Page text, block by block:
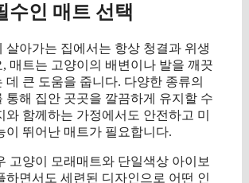
수인 매트 선택
살아가는 집에서는 항상 청결과 위생
매트는 고양이의 배변이나 발을 깨끗
데 큰 도움을 줍니다. 다양한 종류의
통해 집안 곳곳을 깔끔하게 유지할 수
와 함께하는 가정에서도 안전하고 미
이 뛰어난 매트가 필요합니다.
고양이 모래매트와 단일색상 아이보
하면서도 세련된 디자인으로 어떤 인